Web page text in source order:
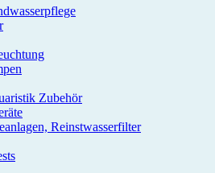
Zubehör
Reinstwasserfilter